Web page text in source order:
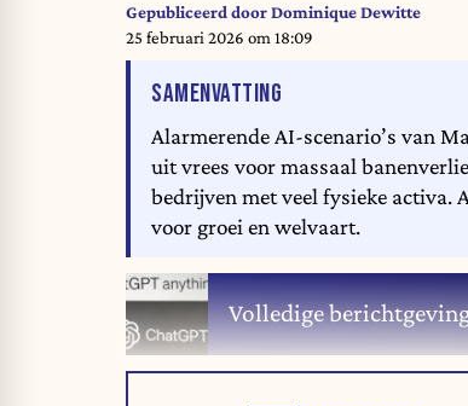
Gepubliceerd doorDominique Dewitte
25 februari 2026 om 18:09
SAMENVATTING
Alarmerende AI-scenario’s van
uit vrees voor massaal
bedrijven met veel fysieke activa.
voor groei en welvaart.
Volledige